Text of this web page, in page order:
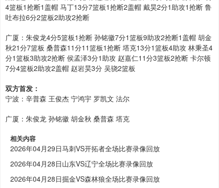
4篮板1抢断1盖帽 马丁13分7篮板1抢断2盖帽 戴昊2分1助攻1抢断 鲁
吐布拉6分2篮板2助攻2抢断
广厦：朱俊龙4分5篮板1抢断 孙铭徽7分1篮板9助攻2抢断1盖帽 胡金
秋21分7篮板 桑普森11分11篮板1抢断 塔克13分1篮板4助攻 林秉圣4
分1篮板3助攻2抢断 侯孟泽3分1助攻 赵嘉仁11分3篮板2抢断 卡尔顿
7分4篮板2助攻2盖帽 赵岩昊3分 吴骁2篮板
双方首发：
宁波：辛普森 王俊杰 宁鸿宇 罗凯文 法尔
广厦：朱俊龙 孙铭徽 胡金秋 桑普森 塔克
相关内容
2026年04月29日马刺VS开拓者全场比赛录像回放
2026年04月28日山东VS辽宁全场比赛录像回放
2026年04月28日掘金VS森林狼全场比赛录像回放